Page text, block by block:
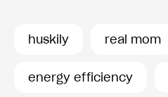
huskily real mom
energy efficiency